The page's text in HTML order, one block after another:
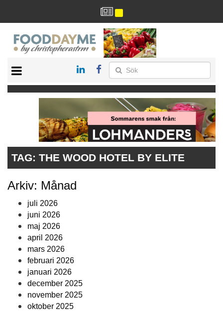
DRYCK
RECEPT
RESTAURANG
TAG: THE WOOD HOTEL BY ELITE
Arkiv: Månad
juli 2026
juni 2026
maj 2026
april 2026
mars 2026
februari 2026
januari 2026
december 2025
november 2025
oktober 2025